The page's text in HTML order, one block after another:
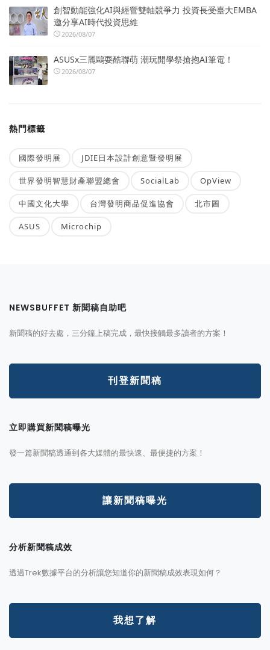
創智動能強化AI與經營雙軸競爭力 投資長受臺大EMBA
邀分享AI時代投資思維
2026/08/07
ASUSx三麗鷗耍酷聯萌 潮玩開學祭搶抱AI筆電！
2026/08/07
熱門標籤
國際發明展 JDIE日本設計創意暨發明展
世界發明智慧財產聯盟總會 SocialLab OpView
中國文化大學 台灣發明商品促進協會 北市圖
ASUS Microchip
NEWSBUFFET 新聞稿自助吧
新聞稿的好去處，三分鐘上稿完成，最快接觸最多讀者的方案！
刊登新聞稿
立即購買新聞稿曝光
發一篇新聞稿透通到各大媒體的最快速、最便捷的方案！
讓新聞稿曝光
分析新聞稿成效
透過Trek數據平台的分析讓您知道你的新聞稿成效表現如何？
我想了解